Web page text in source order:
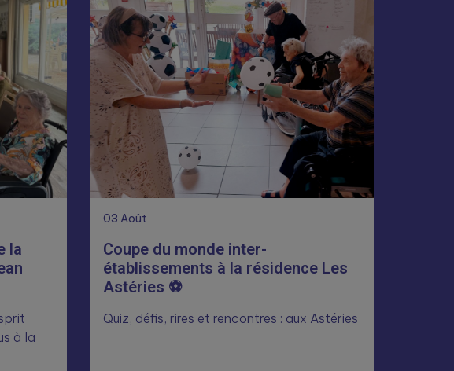
la
à la
03 Août
Coupe du monde inter-
établissements à la résidence Les
Astéries ⚽
Quiz, défis, rires et rencontres : aux Astéries